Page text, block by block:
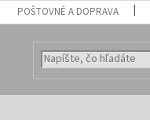
POŠTOVNÉ A DOPRAVA